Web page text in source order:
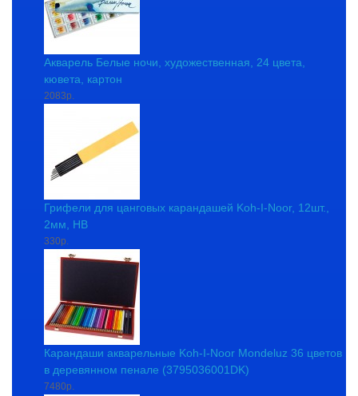
Акварель Белые ночи, художественная, 24 цвета,
кювета, картон
2083р.
Грифели для цанговых карандашей Koh-I-Noor, 12шт.,
2мм, HB
330р.
Карандаши акварельные Koh-I-Noor Mondeluz 36 цветов
в деревянном пенале (3795036001DK)
7480р.